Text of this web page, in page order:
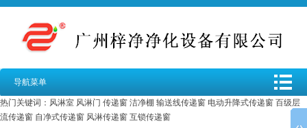
导航菜单
热门关键词： 风淋室 风淋门 传递窗 洁净棚 输送线传递窗 电动升降式传递窗 百级层
流传递窗 自净式传递窗 风淋传递窗 互锁传递窗